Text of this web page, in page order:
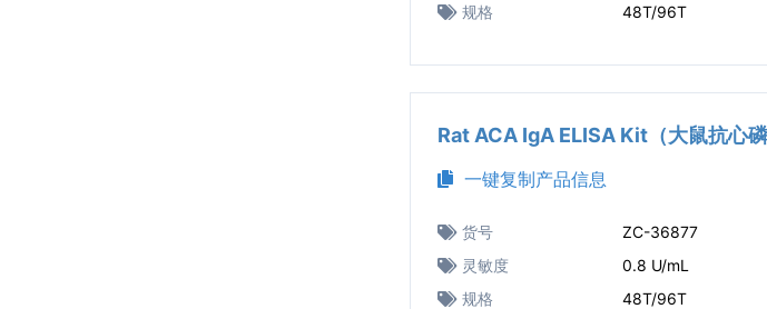
规格
48T/96T
Rat ACA IgA ELISA Kit（大鼠抗心
一键复制产品信息
货号 ZC-36877
灵敏度
0.8 U/mL
规格
48T/96T